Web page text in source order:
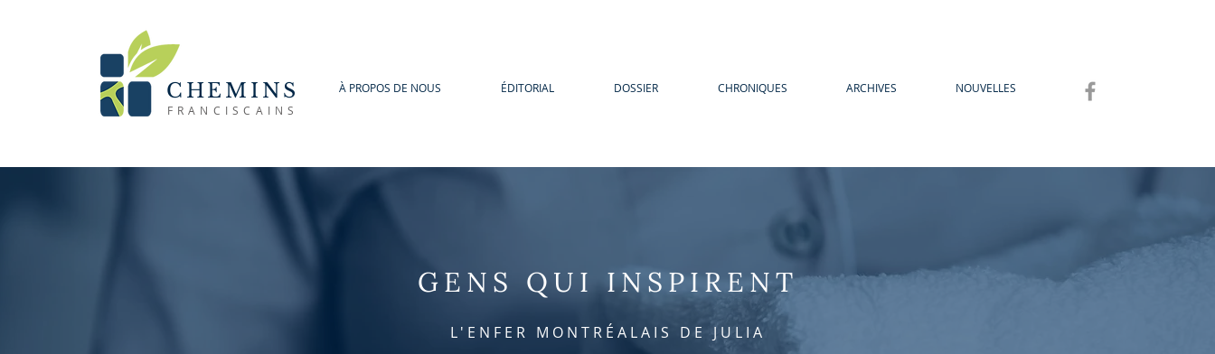
CHEMINS
FRANCISCAINS
À PROPOS DE NOUS ÉDITORIAL DOSSIER CHRONIQUES ARCHIVES NOUVELLES
GENS QUI INSPIRENT
L'ENFER MONTRÉALAIS DE JULIA